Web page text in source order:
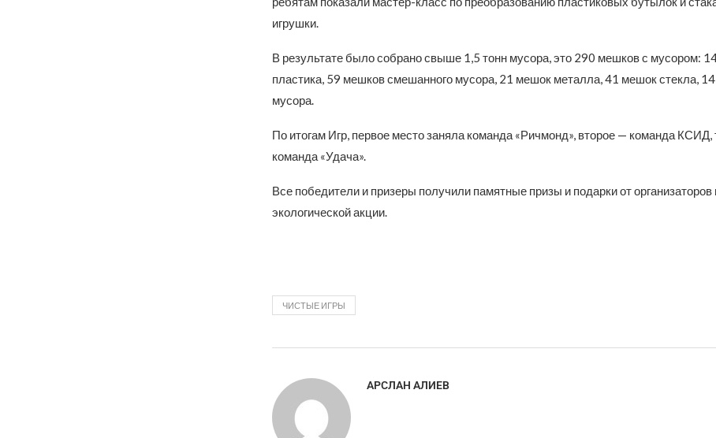
игрушки.
В результате было собрано свыше 1,5 тонн мусора, это 290 мешков с мусором:
пластика, 59 мешков смешанного мусора, 21 мешок металла, 41 мешок стекла,
мусора.
По итогам Игр, первое место заняла команда «Ричмонд», второе — команда КСИД,
команда «Удача».
Все победители и призеры получили памятные призы и подарки от организаторов
экологической акции.
ЧИСТЫЕ ИГРЫ
АРСЛАН АЛИЕВ